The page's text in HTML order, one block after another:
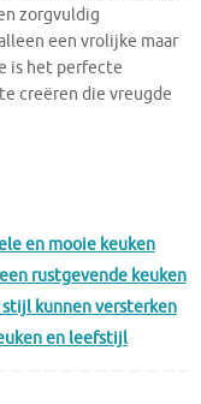
zorgvuldig
een vrolijke maar
is het perfecte
creëren die vreugde
en mooie keuken
rustgevende keuken
kunnen versterken
en leefstijl